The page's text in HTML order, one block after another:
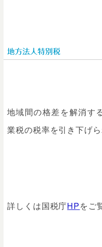
地方法人特別税
地域間の格差を解消す
業税の税率を引き下げら
詳しくは国税庁HPをご